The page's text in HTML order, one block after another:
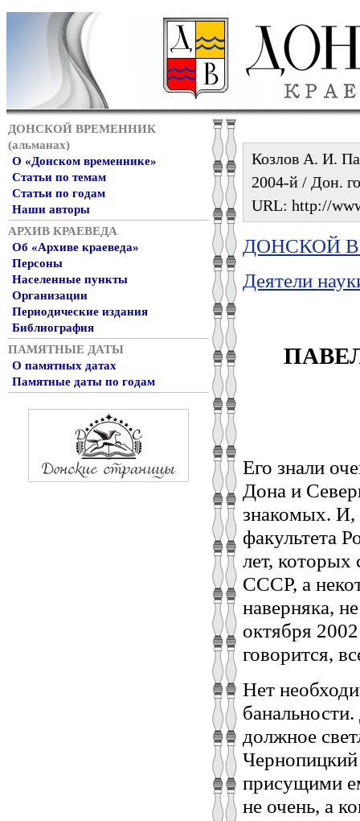
ДОНСКОЙ ВРЕМЕННИК
(альманах)
О «Донском временнике»
Статьи по темам
Статьи по годам
Наши авторы
АРХИВ КРАЕВЕДА
Об «Архиве краеведа»
Персоны
Населенные пункты
Организации
Периодические издания
Библиография
ПАМЯТНЫЕ ДАТЫ
О памятных датах
Памятные даты по годам
Козлов А. И.
2004-й / Дон.
URL: http://
ДОНСКОЙ
Деятели
Его знали
Дона и
знакомых. И,
факультета
лет, которых
СССР, а
наверняка,
октября
говорится,
Нет
должное
присущими
не очень, а